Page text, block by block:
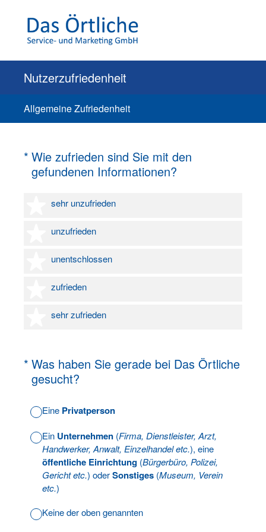
Nutzerzufriedenheit
Allgemeine Zufriedenheit
* Wie zufrieden sind Sie mit den
gefundenen Informationen?
(Erforderlich.)
sehr unzufrieden
1 Stern
unzufrieden
2 Sterne
unentschlossen
3 Sterne
zufrieden
4 Sterne
sehr zufrieden
5 Sterne
* Was haben Sie gerade bei Das Örtliche
gesucht?
(Erforderlich.)
Eine Privatperson
Ein Unternehmen (Firma, Dienstleister, Arzt,
Handwerker, Anwalt, Einzelhandel etc.), eine
öffentliche Einrichtung (Bürgerbüro, Polizei,
Gericht etc.) oderSonstiges (Museum, Verein
etc.)
Keine der oben genannten